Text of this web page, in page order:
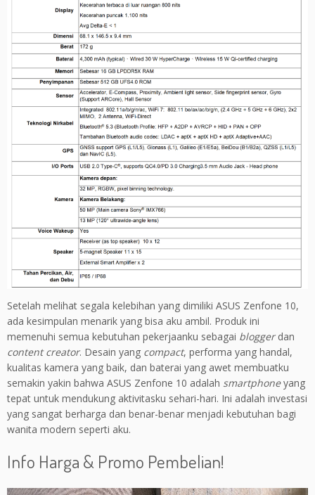
Setelah melihat segala kelebihan yang dimiliki ASUS Zenfone 10,
ada kesimpulan menarik yang bisa aku ambil. Produk ini
memenuhi semua kebutuhan pekerjaanku sebagai bloggerdan
content creator. Desain yang compact, performa yang handal,
kualitas kamera yang baik, dan baterai yang awet membuatku
semakin yakin bahwa ASUS Zenfone 10 adalah smartphoneyang
tepat untuk mendukung aktivitasku sehari-hari. Ini adalah investasi
yang sangat berharga dan benar-benar menjadi kebutuhan bagi
wanita modern seperti aku.
Info Harga & Promo Pembelian!